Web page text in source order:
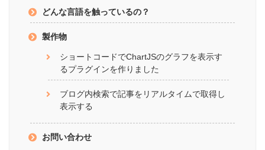
どんな言語を触っているの？
製作物
ショートコードでChartJSのグラフを表示す
るプラグインを作りました
ブログ内検索で記事をリアルタイムで取得し
表示する
お問い合わせ